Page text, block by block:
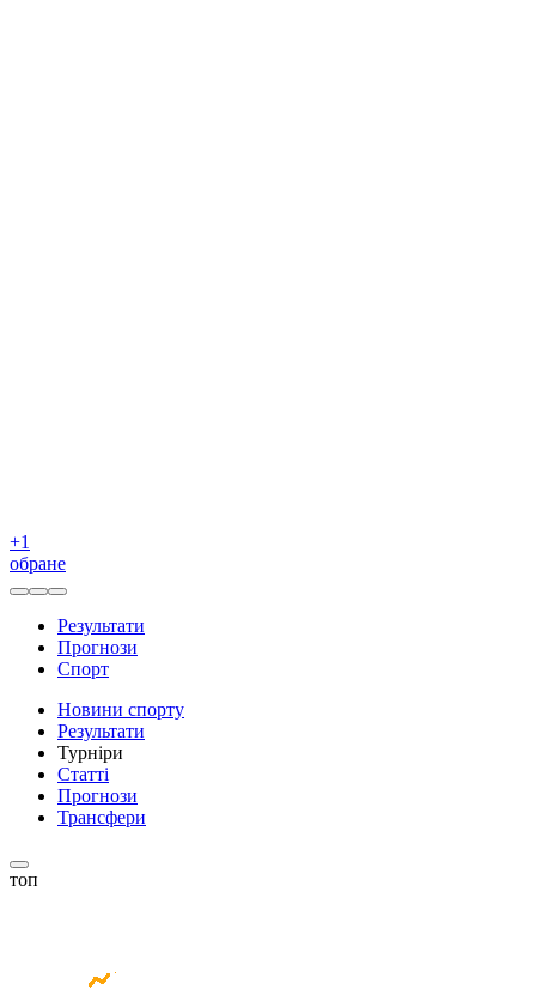
+1
обране
Результати
Прогнози
Спорт
Новини спорту
Результати
Турніри
Статті
Прогнози
Трансфери
топ